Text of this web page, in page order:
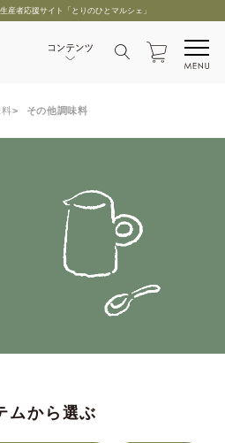
者応援サイト「とりのひとマルシェ」
その他調味料
ムから選ぶ